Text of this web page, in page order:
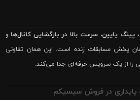
پینگ پایین، سرعت بالا در بازگشایی کانال‌هاو
پخش مسابقات زنده است. این همان تفاوتی
از یک سرویس حرفه‌ای جدا می‌کند.
در فروش سیسیکم